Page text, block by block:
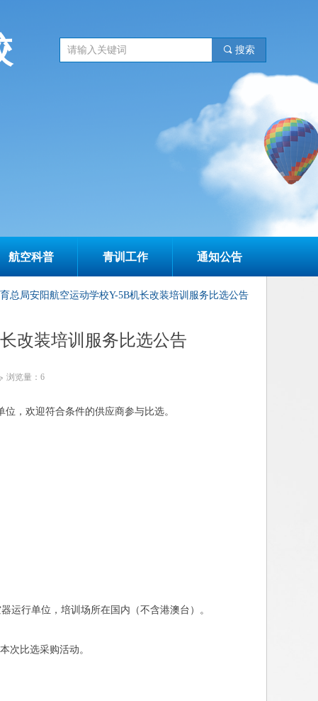
끠 搜索
航空科普 青训工作 通知公告
改装培训服务比选公告
总局安阳航空运动学校Y-5B机长改装培训服务比选公告
，欢迎符合条件的供应商参与比选。
运行单位，培训场所在国内（不含港澳台）。
次比选采购活动。
浏览量： 6